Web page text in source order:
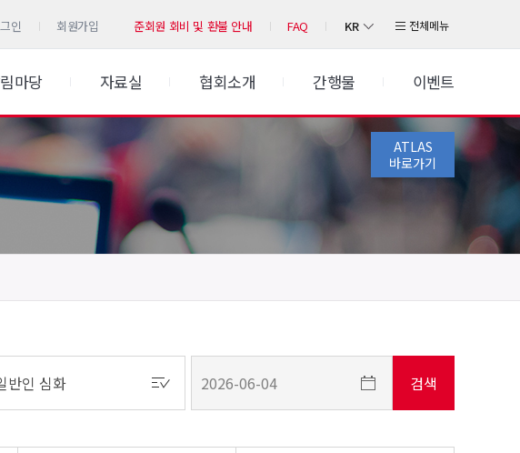
인 회원가입 준회원 회비 및 환불 안내 FAQ KR 전체메뉴
마당 자료실 협회소개 간행물 이벤트
ATLAS
바로가기